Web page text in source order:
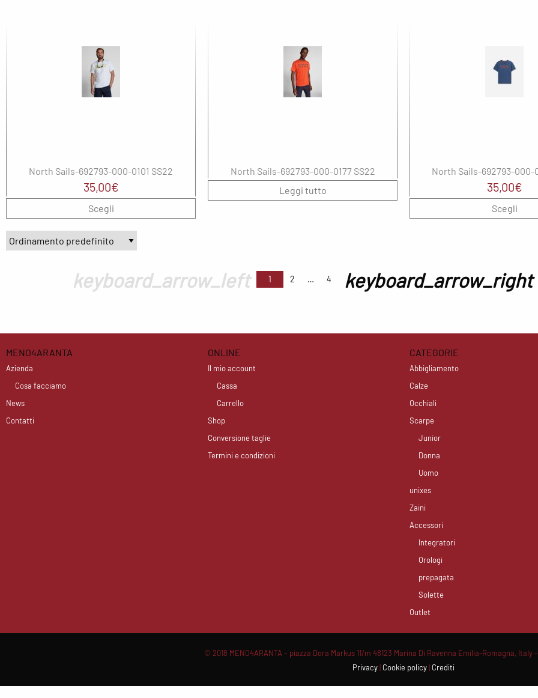
North Sails-692793-000-0101 SS22
35,00€
Scegli
North Sails-692793-000-0177 SS22
Leggi tutto
North Sails-692793-000-
35,00€
Scegli
keyboard_arrow_left 1 2 4 keyboard_arrow_right
MENO4ARANTA
Azienda
Cosa facciamo
News
Contatti
ONLINE
Il mio account
Cassa
Carrello
Shop
Conversione taglie
Termini e condizioni
CATEGORIE
Abbigliamento
Calze
Occhiali
Scarpe
Junior
Donna
Uomo
unixes
Zaini
Accessori
Integratori
Orologi
prepagata
Solette
Outlet
© 2018 MENO4ARANTA – piazza Dora Markus 11/m 48123 Marina Di Ravenna Emilia-Romagna, Italy
Privacy| Cookie policy| Crediti